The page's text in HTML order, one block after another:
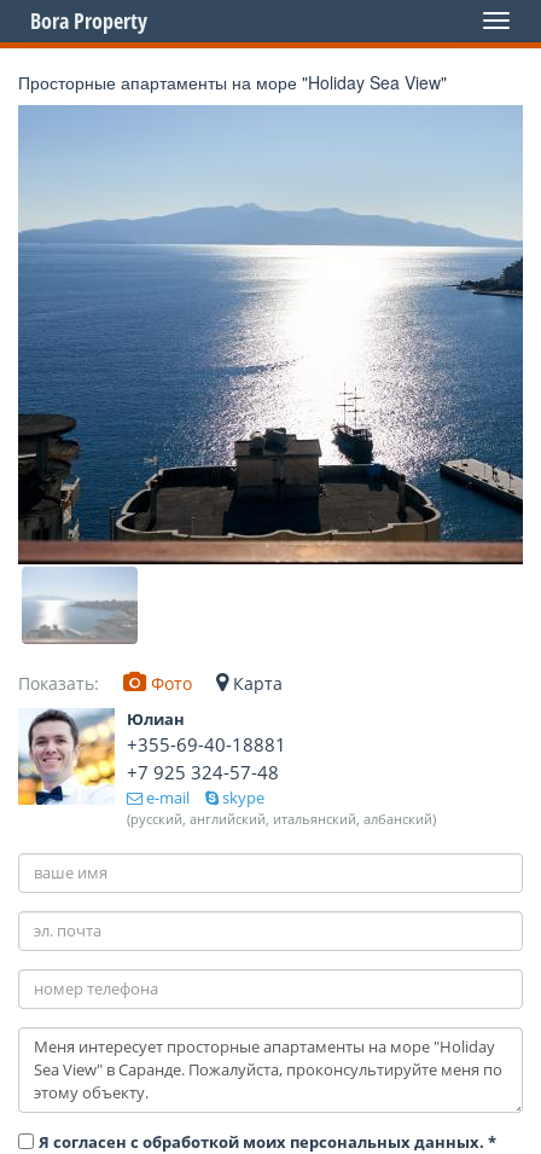
Toggle
Bora Property
Просторные апартаменты на море "Holiday Sea View"
Показать: Фото Карта
Юлиан
+355-69-40-18881
+7 925 324-57-48
e-mail skype
(русский, английский, итальянский, албанский)
Я согласен с обработкой моих персональных данных. *